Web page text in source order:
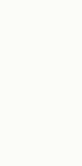
NOUVEAU : 2
Cet
leur site pour
47, Rue du
Place de